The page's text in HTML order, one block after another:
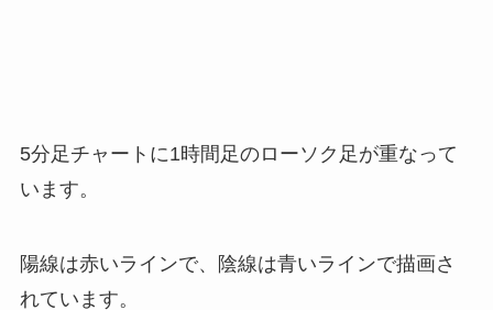
5分足チャートに1時間足のローソク足が重なって
います。
陽線は赤いラインで、陰線は青いラインで描画さ
れています。